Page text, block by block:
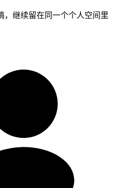
，继续留在同一个个人空间里